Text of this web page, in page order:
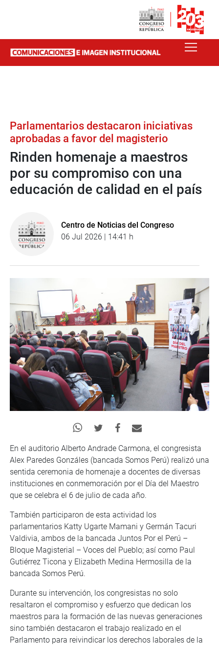
Parlamentarios destacaron iniciativas
aprobadas a favor del magisterio
Rinden homenaje a maestros
por su compromiso con una
educación de calidad en el país
Centro de Noticias del Congreso
06 Jul 2026 | 14:41 h
En el auditorio Alberto Andrade Carmona, el congresista
Alex Paredes Gonzáles (bancada Somos Perú) realizó una
sentida ceremonia de homenaje a docentes de diversas
instituciones en conmemoración por el Día del Maestro
que se celebra el 6 de julio de cada año.
También participaron de esta actividad los
parlamentarios Katty Ugarte Mamani y Germán Tacuri
Valdivia, ambos de la bancada Juntos Por el Perú –
Bloque Magisterial – Voces del Pueblo; así como Paul
Gutiérrez Ticona y Elizabeth Medina Hermosilla de la
bancada Somos Perú.
Durante su intervención, los congresistas no solo
resaltaron el compromiso y esfuerzo que dedican los
maestros para la formación de las nuevas generaciones
sino también destacaron el trabajo realizado en el
Parlamento para reivindicar los derechos laborales de la